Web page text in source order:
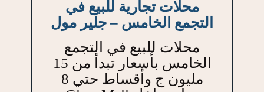
محلات تجارية للبيع في
التجمع الخامس – جلير مول
محلات للبيع في التجمع
الخامس بأسعار تبدأ من 15
مليون ج وأقساط حتي 8